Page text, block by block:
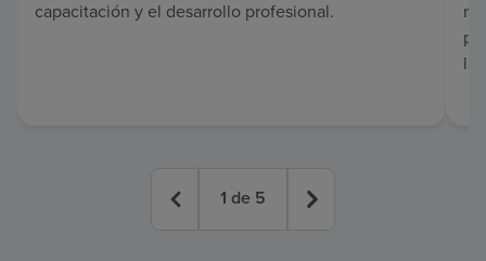
capacitación y el desarrollo profesional.
1 de 5